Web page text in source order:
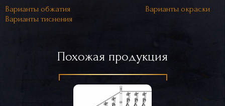
Варианты обжатия
Варианты окраски
Варианты тиснения
Похожая продукция